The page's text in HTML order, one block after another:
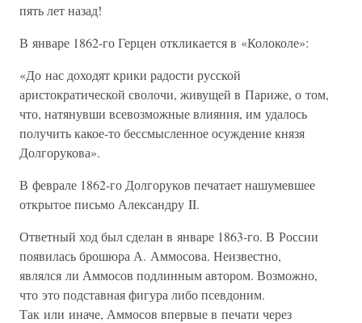
пять лет назад!
В январе 1862-го Герцен откликается в «Колоколе»:
«До нас доходят крики радости русской
аристократической сволочи, живущей в Париже, о том,
что, натянувши всевозможные влияния, им удалось
получить какое-то бессмысленное осуждение князя
Долгорукова».
В феврале 1862-го Долгоруков печатает нашумевшее
открытое письмо Александру II.
Ответный ход был сделан в январе 1863-го. В России
появилась брошюра А. Аммосова. Неизвестно,
являлся ли Аммосов подлинным автором. Возможно,
что это подставная фигура либо псевдоним.
Так или иначе, Аммосов впервые в печати через